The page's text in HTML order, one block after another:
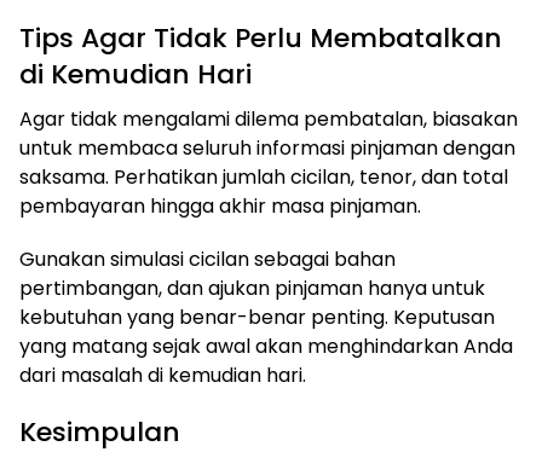
Tips Agar Tidak Perlu Membatalkan
di Kemudian Hari
Agar tidak mengalami dilema pembatalan, biasakan
untuk membaca seluruh informasi pinjaman dengan
saksama. Perhatikan jumlah cicilan, tenor, dan total
pembayaran hingga akhir masa pinjaman.
Gunakan simulasi cicilan sebagai bahan
pertimbangan, dan ajukan pinjaman hanya untuk
kebutuhan yang benar-benar penting. Keputusan
yang matang sejak awal akan menghindarkan Anda
dari masalah di kemudian hari.
Kesimpulan